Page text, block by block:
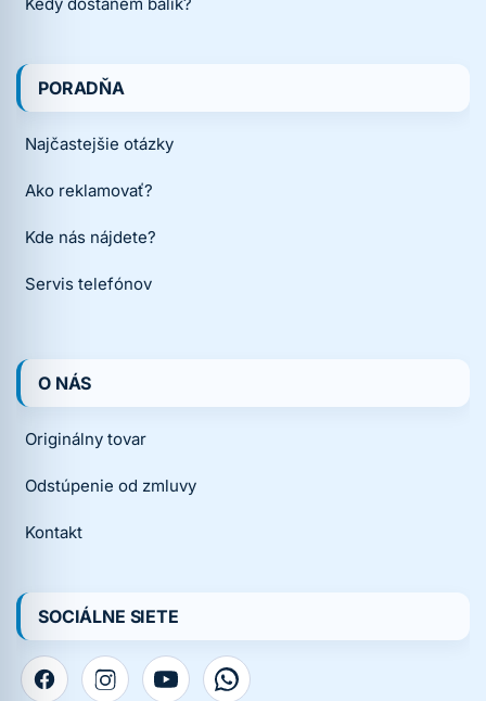
PORADŇA
Najčastejšie otázky
Ako reklamovať?
Kde nás nájdete?
Servis telefónov
O NÁS
Originálny tovar
Odstúpenie od zmluvy
Kontakt
SOCIÁLNE SIETE